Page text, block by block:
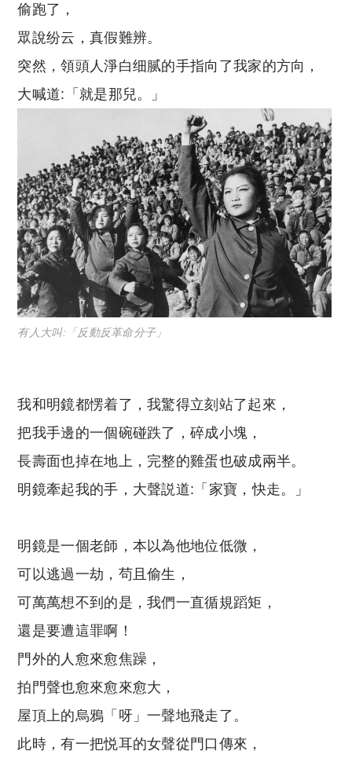
偷跑了，
眾說纷云，真假難辨。
突然，領頭人淨白细腻的手指向了我家的方向，
大喊道:「就是那兒。」
有人大叫:「反動反革命分子」
我和明鏡都愣着了，我驚得立刻站了起來，
把我手邊的一個碗碰跌了，碎成小塊，
長壽面也掉在地上，完整的雞蛋也破成兩半。
明鏡牽起我的手，大聲説道:「家寶，快走。」
明鏡是一個老師，本以為他地位低微，
可以逃過一劫，茍且偷生，
可萬萬想不到的是，我們一直循規蹈矩，
還是要遭這罪啊！
門外的人愈來愈焦躁，
拍門聲也愈來愈來愈大，
屋頂上的烏鴉「呀」一聲地飛走了。
此時，有一把悦耳的女聲從門口傳來，